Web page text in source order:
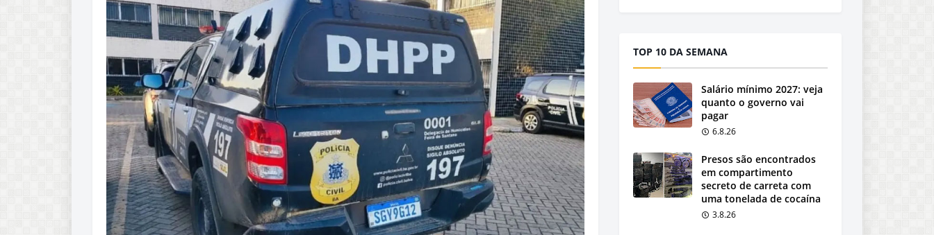
TOP 10 DA SEMANA
Salário mínimo 2027: veja
quanto o governo vai
pagar
6.8.26
Presos são encontrados
em compartimento
secreto de carreta com
uma tonelada de cocaína
3.8.26